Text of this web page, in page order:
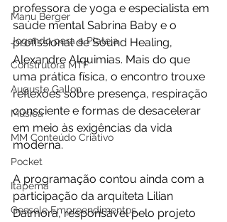
Manu Berger
Jogando para a Plateia
Construtora MTF
Augusto Gallon
Música
MM Conteúdo Criativo
Pocket
Itapema
Gessele Empreendimentos
professora de yoga e especialista em
saúde mental Sabrina Baby e o
profissional de Sound Healing,
Alexandre Alquimias. Mais do que
uma prática física, o encontro trouxe
reflexões sobre presença, respiração
consciente e formas de desacelerar
em meio às exigências da vida
moderna.
A programação contou ainda com a
participação da arquiteta Lilian
Dalmora, responsável pelo projeto